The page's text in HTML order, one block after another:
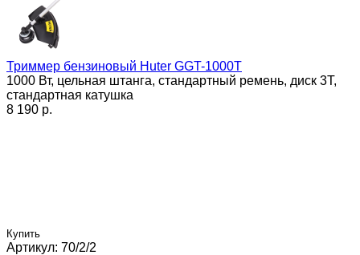
Триммер бензиновый Huter GGT-1000T
1000 Вт, цельная штанга, стандартный ремень, диск 3Т,
стандартная катушка
8 190 p.
Купить
Артикул: 70/2/2